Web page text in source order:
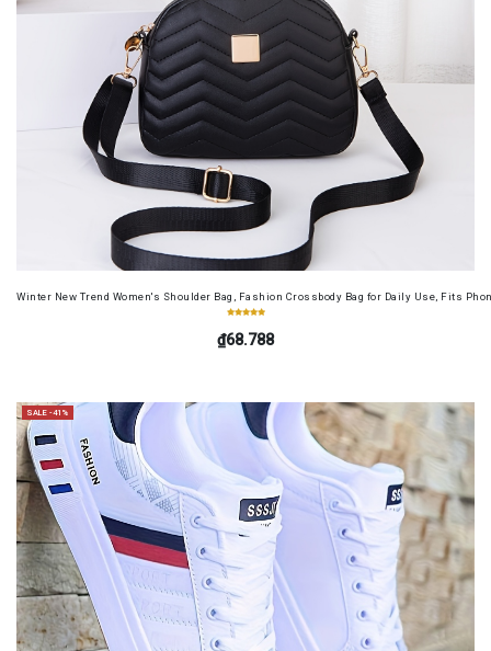
Winter New Trend Women's Shoulder Bag, Fashion Crossbody Bag for Daily Use, Fits
₫68.788
SALE -41%